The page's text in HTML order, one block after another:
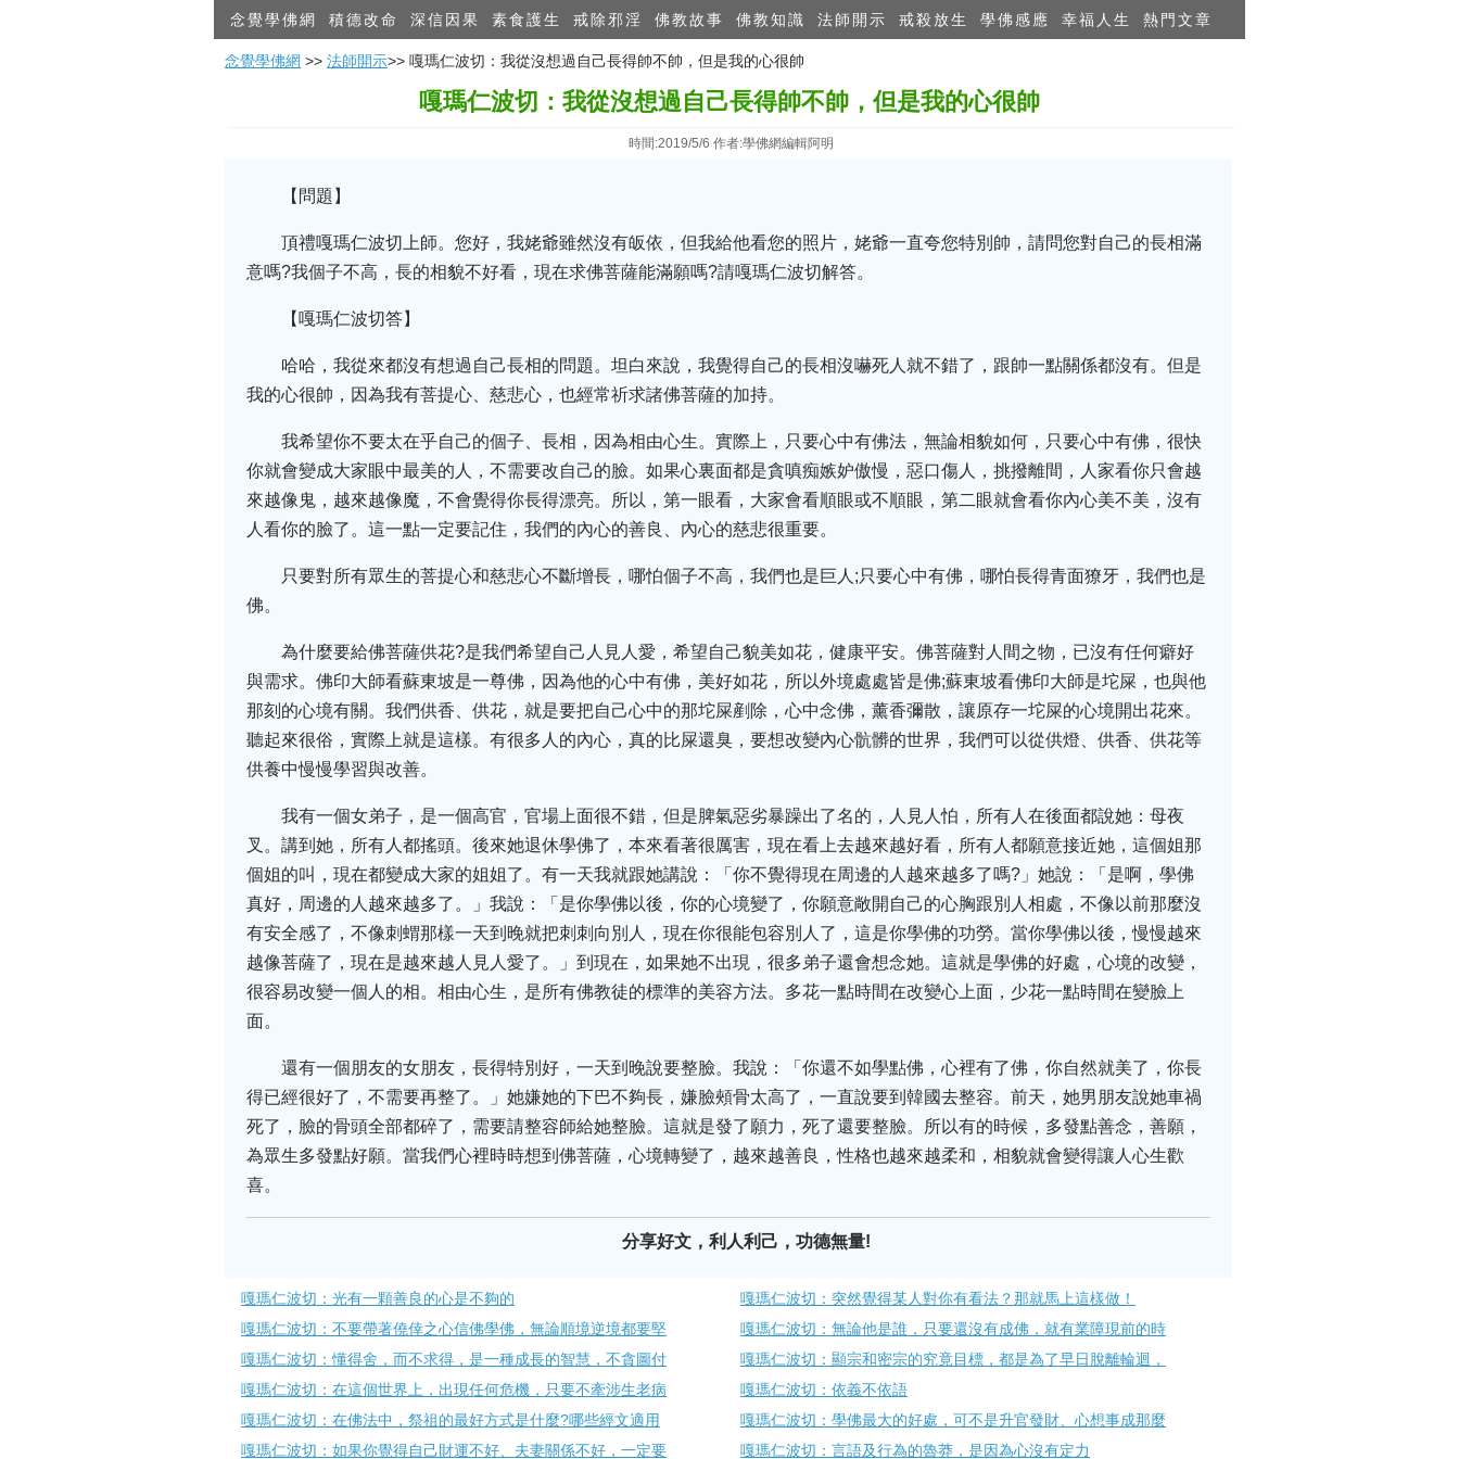
念覺學佛網 積德改命 深信因果 素食護生 戒除邪淫 佛教故事 佛教知識 法師開示 戒殺放生 學佛感應 幸福人生 熱門文章
念覺學佛網 >> 法師開示>> 嘎瑪仁波切：我從沒想過自己長得帥不帥，但是我的心很帥
嘎瑪仁波切：我從沒想過自己長得帥不帥，但是我的心很帥
時間:2019/5/6 作者:學佛網編輯阿明
【問題】
頂禮嘎瑪仁波切上師。您好，我姥爺雖然沒有皈依，但我給他看您的照片，姥爺一直夸您特別帥，請問您對自己的長相滿
意嗎?我個子不高，長的相貌不好看，現在求佛菩薩能滿願嗎?請嘎瑪仁波切解答。
【嘎瑪仁波切答】
哈哈，我從來都沒有想過自己長相的問題。坦白來說，我覺得自己的長相沒嚇死人就不錯了，跟帥一點關係都沒有。但是
我的心很帥，因為我有菩提心、慈悲心，也經常祈求諸佛菩薩的加持。
我希望你不要太在乎自己的個子、長相，因為相由心生。實際上，只要心中有佛法，無論相貌如何，只要心中有佛，很快
你就會變成大家眼中最美的人，不需要改自己的臉。如果心裏面都是貪嗔痴嫉妒傲慢，惡口傷人，挑撥離間，人家看你只會越
來越像鬼，越來越像魔，不會覺得你長得漂亮。所以，第一眼看，大家會看順眼或不順眼，第二眼就會看你內心美不美，沒有
人看你的臉了。這一點一定要記住，我們的內心的善良、內心的慈悲很重要。
只要對所有眾生的菩提心和慈悲心不斷增長，哪怕個子不高，我們也是巨人;只要心中有佛，哪怕長得青面獠牙，我們也是
佛。
為什麼要給佛菩薩供花?是我們希望自己人見人愛，希望自己貌美如花，健康平安。佛菩薩對人間之物，已沒有任何癖好
與需求。佛印大師看蘇東坡是一尊佛，因為他的心中有佛，美好如花，所以外境處處皆是佛;蘇東坡看佛印大師是坨屎，也與他
那刻的心境有關。我們供香、供花，就是要把自己心中的那坨屎剷除，心中念佛，薰香彌散，讓原存一坨屎的心境開出花來。
聽起來很俗，實際上就是這樣。有很多人的內心，真的比屎還臭，要想改變內心骯髒的世界，我們可以從供燈、供香、供花等
供養中慢慢學習與改善。
我有一個女弟子，是一個高官，官場上面很不錯，但是脾氣惡劣暴躁出了名的，人見人怕，所有人在後面都說她：母夜
叉。講到她，所有人都搖頭。後來她退休學佛了，本來看著很厲害，現在看上去越來越好看，所有人都願意接近她，這個姐那
個姐的叫，現在都變成大家的姐姐了。有一天我就跟她講說：「你不覺得現在周邊的人越來越多了嗎?」她說：「是啊，學佛
真好，周邊的人越來越多了。」我說：「是你學佛以後，你的心境變了，你願意敞開自己的心胸跟別人相處，不像以前那麼沒
有安全感了，不像刺蝟那樣一天到晚就把刺刺向別人，現在你很能包容別人了，這是你學佛的功勞。當你學佛以後，慢慢越來
越像菩薩了，現在是越來越人見人愛了。」到現在，如果她不出現，很多弟子還會想念她。這就是學佛的好處，心境的改變，
很容易改變一個人的相。相由心生，是所有佛教徒的標準的美容方法。多花一點時間在改變心上面，少花一點時間在變臉上
面。
還有一個朋友的女朋友，長得特別好，一天到晚說要整臉。我說：「你還不如學點佛，心裡有了佛，你自然就美了，你長
得已經很好了，不需要再整了。」她嫌她的下巴不夠長，嫌臉頰骨太高了，一直說要到韓國去整容。前天，她男朋友說她車禍
死了，臉的骨頭全部都碎了，需要請整容師給她整臉。這就是發了願力，死了還要整臉。所以有的時候，多發點善念，善願，
為眾生多發點好願。當我們心裡時時想到佛菩薩，心境轉變了，越來越善良，性格也越來越柔和，相貌就會變得讓人心生歡
喜。
分享好文，利人利己，功德無量!
嘎瑪仁波切：光有一顆善良的心是不夠的
嘎瑪仁波切：突然覺得某人對你有看法？那就馬上這樣做！
嘎瑪仁波切：不要帶著僥倖之心信佛學佛，無論順境逆境都要堅
嘎瑪仁波切：無論他是誰，只要還沒有成佛，就有業障現前的時
嘎瑪仁波切：懂得舍，而不求得，是一種成長的智慧，不貪圖付
嘎瑪仁波切：顯宗和密宗的究竟目標，都是為了早日脫離輪迴，
嘎瑪仁波切：在這個世界上，出現任何危機，只要不牽涉生老病
嘎瑪仁波切：依義不依語
嘎瑪仁波切：在佛法中，祭祖的最好方式是什麼?哪些經文適用
嘎瑪仁波切：學佛最大的好處，可不是升官發財、心想事成那麼
嘎瑪仁波切：如果你覺得自己財運不好、夫妻關係不好，一定要
嘎瑪仁波切：言語及行為的魯莽，是因為心沒有定力